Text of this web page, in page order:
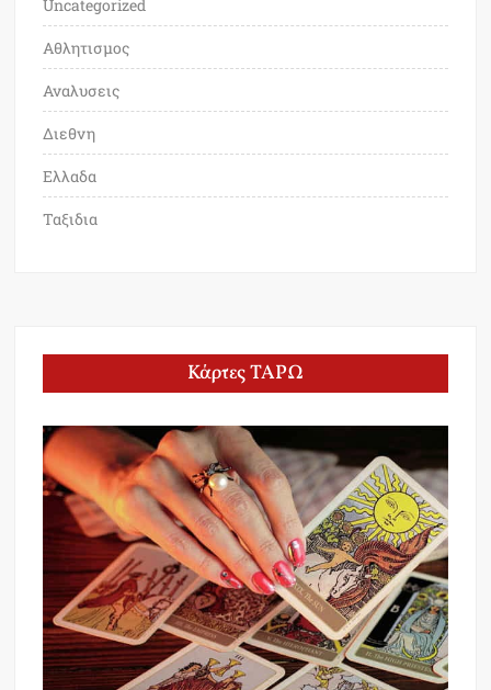
Uncategorized
Αθλητισμος
Αναλυσεις
Διεθνη
Ελλαδα
Ταξιδια
Κάρτες ΤΑΡΩ